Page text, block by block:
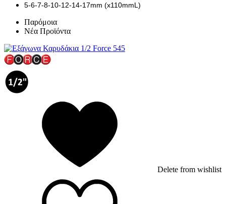
5-6-7-8-10-12-14-17mm (x110mmL)
Παρόμοια
Νέα Προϊόντα
Delete from wishlist